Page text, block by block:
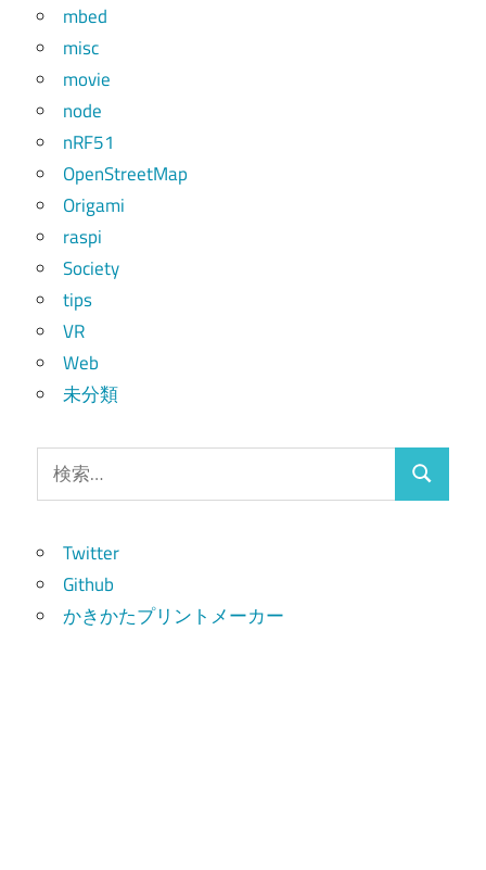
mbed
misc
movie
node
nRF51
OpenStreetMap
Origami
raspi
Society
tips
VR
Web
未分類
索:
検
Twitter
Github
かきかたプリントメーカー